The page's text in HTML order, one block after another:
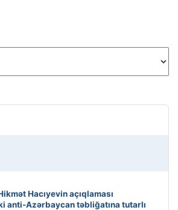
Hacıyevin açıqlaması
anti-Azərbaycan təbliğatına tutarlı